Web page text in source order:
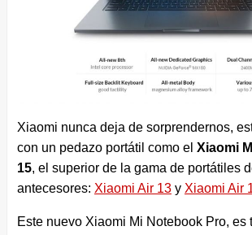
Xiaomi nunca deja de sorprendernos,
con un pedazo portátil como el Xiaomi
15, el superior de la gama de portátiles
antecesores: Xiaomi Air 13y Xiaomi Air
Este nuevo Xiaomi Mi Notebook Pro, es